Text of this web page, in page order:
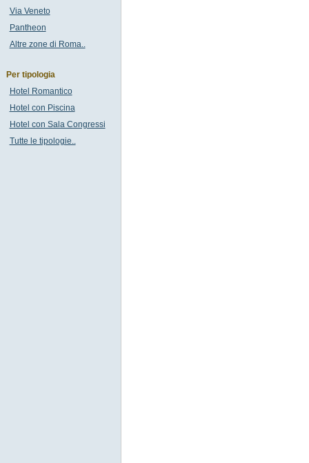
Via Veneto
Pantheon
Altre zone di Roma..
Per tipologia
Hotel Romantico
Hotel con Piscina
Hotel con Sala Congressi
Tutte le tipologie..